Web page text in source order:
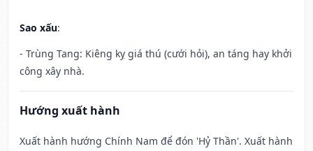
Sao xấu:
- Trùng Tang: Kiêng kỵ giá thú (cưới hỏi), an táng hay khởi
công xây nhà.
Hướng xuất hành
Xuất hành hướng Chính Nam để đón 'Hỷ Thần'. Xuất hành